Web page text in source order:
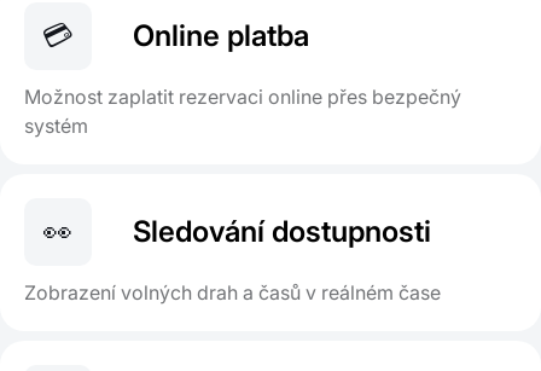
💳 Online platba
Možnost zaplatit rezervaci online přes bezpečný
systém
👀 Sledování dostupnosti
Zobrazení volných drah a časů v reálném čase